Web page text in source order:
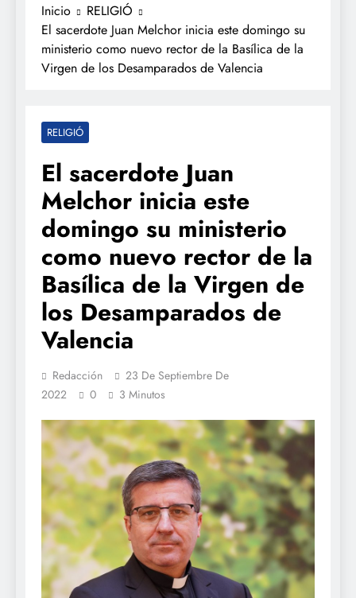
Inicio
RELIGIÓ
El sacerdote Juan Melchor inicia este domingo su
ministerio como nuevo rector de la Basílica de la
Virgen de los Desamparados de Valencia
RELIGIÓ
El sacerdote Juan
Melchor inicia este
domingo su ministerio
como nuevo rector de la
Basílica de la Virgen de
los Desamparados de
Valencia
Redacción
23 De Septiembre De
2022
0 3 Minutos